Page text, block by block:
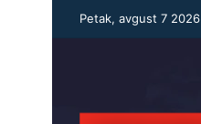
Petak, avgust 7 2026